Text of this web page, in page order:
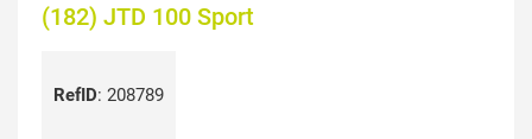
(182) JTD 100 Sport
RefID: 208789